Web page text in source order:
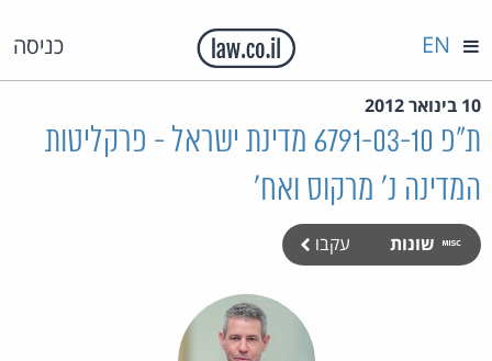
כניסה EN
10 בינואר 2012
ת"פ 6791-03-10 מדינת ישראל - פרקליטות
המדינה נ' מרקוס ואח'
שונות עקבו